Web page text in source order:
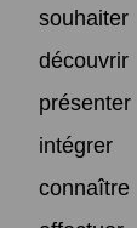
souhaiter
découvrir
présenter
intégrer
connaître